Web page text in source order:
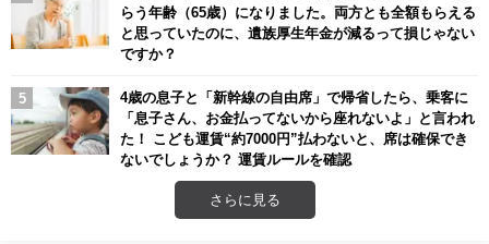
らう年齢（65歳）になりました。両方とも全額もらえる
と思っていたのに、遺族厚生年金が減るって損じゃない
ですか？
4歳の息子と「新幹線の自由席」で帰省したら、乗客に
「息子さん、お金払ってないから座れないよ」と言われ
た！ こども運賃“約7000円”払わないと、席は確保でき
ないでしょうか？ 運賃ルールを確認
さらに見る